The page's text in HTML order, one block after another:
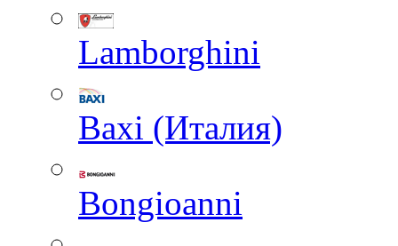
Lamborghini
Baxi (Италия)
Вongioanni